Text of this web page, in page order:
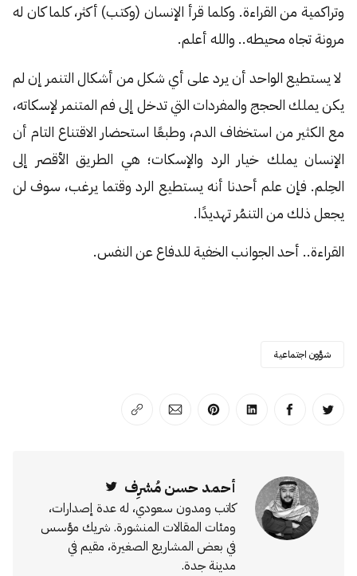
وتراكمية من القراءة. وكلما قرأ الإنسان (وكتب) أكثر، كلما كان له
مرونة تجاه محيطه.. والله أعلم.
لا يستطيع الواحد أن يرد على أي شكل من أشكال التنمر إن لم
يكن يملك الحجج والمفردات التي تدخل إلى فم المتنمر لإسكاته،
مع الكثير من استخفاف الدم، وطبعًا استحضار الاقتناع التام أن
الإنسان يملك خيار الرد والإسكات؛ هي الطريق الأقصر إلى
الحِلم. فإن علم أحدنا أنه يستطيع الرد وقتما يرغب، سوف لن
يجعل ذلك من التنمُر تهديدًا.
القراءة.. أحد الجوانب الخفية للدفاع عن النفس.
شؤون اجتماعية
انشر على تويترانشر على الفيسبوك
انشر على لينكد إن
انشر على بينترست
انشر على الإيميل
انسخ الرابط
أحمد حسن مُشرِف
كاتب ومدون سعودي، له عدة إصدارات،
ومئات المقالات المنشورة. شريك مؤسس
في بعض المشاريع الصغيرة، مقيم في
مدينة جدة.